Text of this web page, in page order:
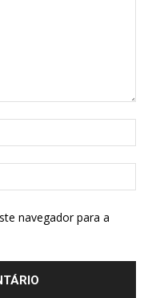
navegador para a